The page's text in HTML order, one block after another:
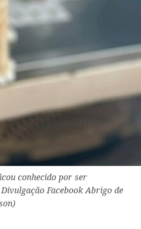
conhecido por ser
Facebook Abrigo de